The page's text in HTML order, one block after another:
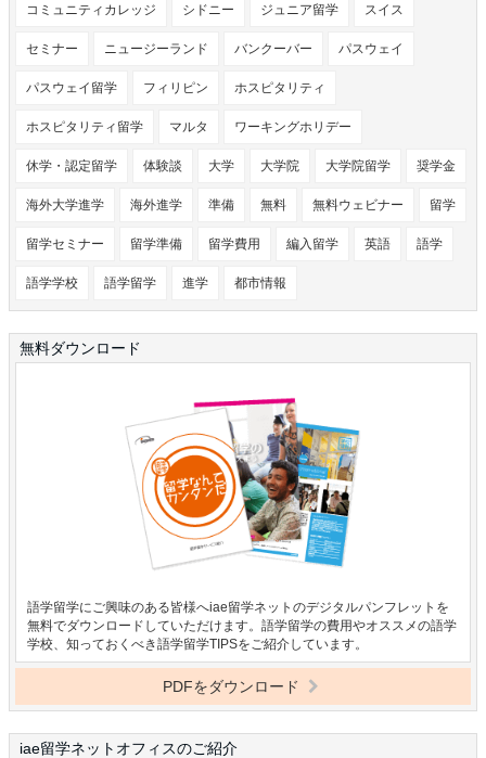
コミュニティカレッジ シドニー ジュニア留学 スイス
セミナー ニュージーランド バンクーバー パスウェイ
パスウェイ留学 フィリピン ホスピタリティ
ホスピタリティ留学 マルタ ワーキングホリデー
休学・認定留学 体験談 大学 大学院 大学院留学 奨学金
海外大学進学 海外進学 準備 無料 無料ウェビナー 留学
留学セミナー 留学準備 留学費用 編入留学 英語 語学
語学学校 語学留学 進学 都市情報
無料ダウンロード
語学留学にご興味のある皆様へiae留学ネットのデジタルパンフレットを
無料でダウンロードしていただけます。語学留学の費用やオススメの語学
学校、知っておくべき語学留学TIPSをご紹介しています。
PDFをダウンロード
iae留学ネットオフィスのご紹介